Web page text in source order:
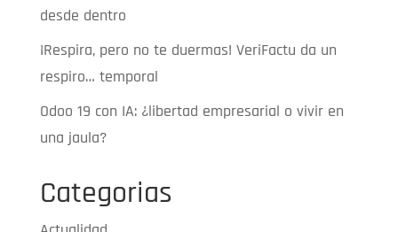
desde dentro
¡Respira, pero no te duermas! VeriFactu da un
respiro… temporal
Odoo 19 con IA: ¿libertad empresarial o vivir en
una jaula?
Categorias